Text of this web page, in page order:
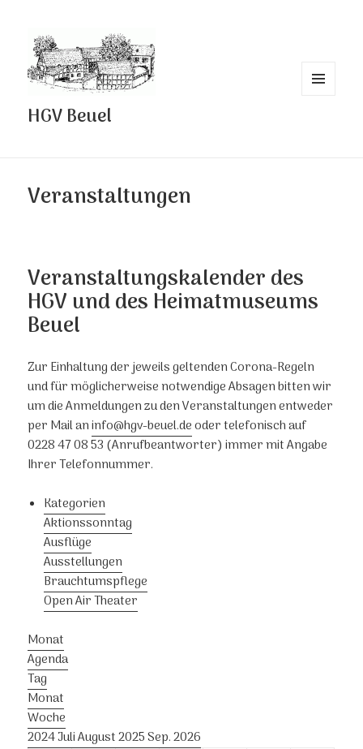
HGV Beuel
Veranstaltungen
Veranstaltungskalender des
HGV und des Heimatmuseums
Beuel
Zur Einhaltung der jeweils geltenden Corona-Regeln
und für möglicherweise notwendige Absagen bitten wir
um die Anmeldungen zu den Veranstaltungen entweder
per Mail aninfo@hgv-beuel.deoder telefonisch auf
0228 47 08 53 (Anrufbeantworter) immer mit Angabe
Ihrer Telefonnummer.
Kategorien
Aktionssonntag
Ausflüge
Ausstellungen
Brauchtumspflege
Open Air Theater
Monat
Agenda
Tag
Monat
Woche
2024JuliAugust 2025Sep.2026